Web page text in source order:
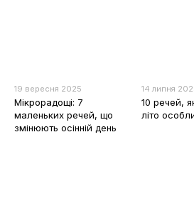
19 вересня 2025
Мікрорадощі: 7
маленьких речей, що
змінюють осінній день
14 липня
10 речей,
літо